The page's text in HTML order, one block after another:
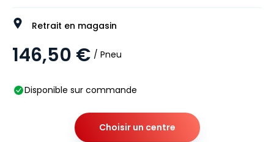
Retrait en magasin
146,50 € / Pneu
Disponible sur commande
Choisir un centre